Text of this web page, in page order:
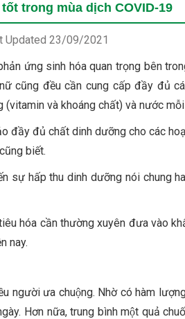
trong mùa dịch COVID-19
Updated 23/09/2021
ứng sinh hóa quan trọng bên
cũng đều cần cung cấp đầy đủ
và khoáng chất) và nước mỗi
đầy đủ chất dinh dưỡng cho các
biết.
sự hấp thu dinh dưỡng nói chung
hóa cần thường xuyên đưa vào
nay.
người ưa chuộng. Nhờ có hàm
Hơn nữa, trung bình một quả